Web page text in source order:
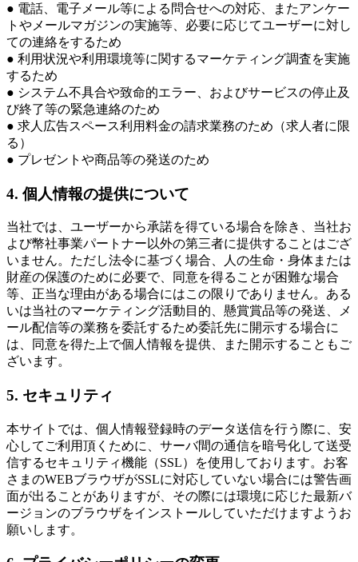
● 電話、電子メール等による問合せへの対応、またアンケー
トやメールマガジンの実施等、必要に応じてユーザーに対し
ての連絡をするため
● 利用状況や利用環境等に関するマーケティング調査を実施
するため
● システム不具合や致命的エラー、およびサービスの停止及
び終了等の緊急連絡のため
● 求人広告スペース利用料金の請求業務のため（求人者に限
る）
● プレゼントや商品等の発送のため
4. 個人情報の提供について
当社では、ユーザーから承諾を得ている場合を除き、当社お
よび幣社事業パートナー以外の第三者に提供することはござ
いません。ただし法令に基づく場合、人の生命・身体または
財産の保護のために必要で、同意を得ることが困難な場合
等、正当な理由がある場合にはこの限りでありません。ある
いは当社のマーケティング活動目的、懸賞賞品等の発送、メ
ール配信等の業務を委託するため委託先に開示する場合に
は、同意を得た上で個人情報を提供、また開示することもご
ざいます。
5. セキュリティ
本サイトでは、個人情報登録時のデータ送信を行う際に、安
心してご利用頂くために、サーバ間の通信を暗号化して送受
信するセキュリティ機能（SSL）を使用しております。お客
さまのWEBブラウザがSSLに対応していない場合には警告画
面が出ることがありますが、その際には環境に応じた最新バ
ージョンのブラウザをインストールしていただけますようお
願いします。